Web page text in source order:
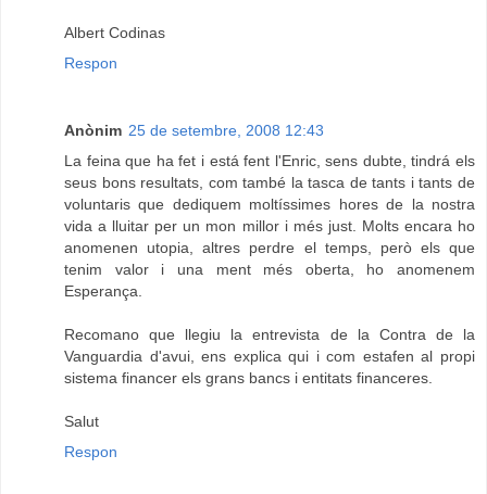
Albert Codinas
Respon
Anònim 25 de setembre, 2008 12:43
La feina que ha fet i está fent l'Enric, sens dubte, tindrá els
seus bons resultats, com també la tasca de tants i tants de
voluntaris que dediquem moltíssimes hores de la nostra
vida a lluitar per un mon millor i més just. Molts encara ho
anomenen utopia, altres perdre el temps, però els que
tenim valor i una ment més oberta, ho anomenem
Esperança.
Recomano que llegiu la entrevista de la Contra de la
Vanguardia d'avui, ens explica qui i com estafen al propi
sistema financer els grans bancs i entitats financeres.
Salut
Respon